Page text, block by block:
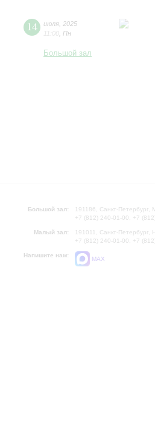
14 июля 2025
11:00 Пн
Большой зал
Большой зал:
191186, Санкт-Петербург,
+7 (812) 240-01-00, +7
Малый зал:
191011, Санкт-Петербург,
+7 (812) 240-01-00, +7
Напишите нам:
MAX